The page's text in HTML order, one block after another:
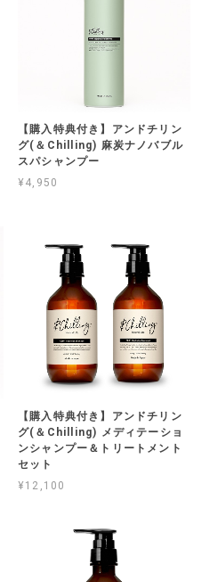
【購入特典付き】アンドチリン
グ(＆Chilling) 麻炭ナノバブル
スパシャンプー
¥4,950
【購入特典付き】アンドチリン
グ(＆Chilling) メディテーショ
ンシャンプー＆トリートメント
セット
¥12,100